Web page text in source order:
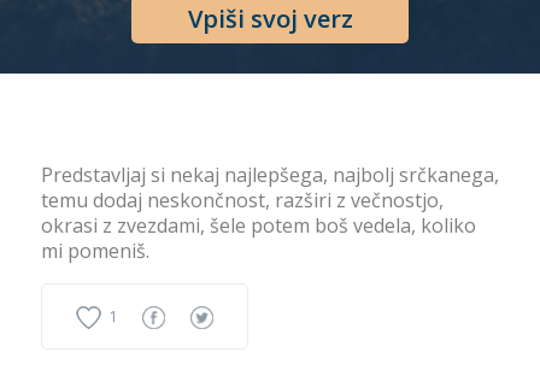
Vpiši svoj verz
Predstavljaj si nekaj najlepšega, najbolj srčkanega,
temu dodaj neskončnost, razširi z večnostjo,
okrasi z zvezdami, šele potem boš vedela, koliko
mi pomeniš.
1